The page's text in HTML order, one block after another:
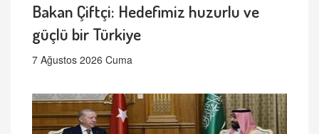
Bakan Çiftçi: Hedefimiz huzurlu ve
güçlü bir Türkiye
7 Ağustos 2026 Cuma